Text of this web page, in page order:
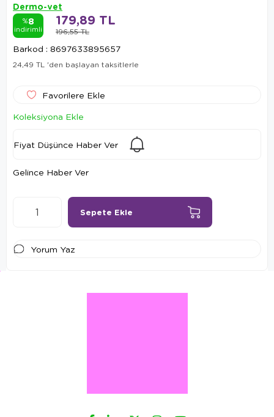
Dermo-vet
%8
indirimli 196,55 TL
179,89 TL
Barkod : 8697633895657
24,49 TL 'den başlayan taksitlerle
Favorilere Ekle
Koleksiyona Ekle
Fiyat Düşünce Haber Ver
Gelince Haber Ver
Yorum Yaz